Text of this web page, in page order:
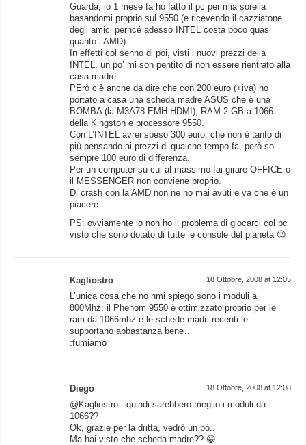
Guarda, io 1 mese fa ho fatto il pc per mia sorella
basandomi proprio sul 9550 (e ricevendo il cazziatone
degli amici perhcé adesso INTEL costa poco quasi
quanto l’AMD).
In effetti col senno di poi, visti i nuovi prezzi della
INTEL, un po’ mi son pentito di non essere rientrato alla
casa madre.
PErò c’è anche da dire che con 200 euro (+iva) ho
portato a casa una scheda madre ASUS che è una
BOMBA (la M3A78-EMH HDMI), RAM 2 GB a 1066
della Kingston e processore 9550.
Con L’INTEL avrei speso 300 euro, che non è tanto di
più pensando ai prezzi di qualche tempo fa, però so’
sempre 100 euro di differenza.
Per un computer su cui al massimo fai girare OFFICE o
il MESSENGER non conviene proprio.
Di crash con la AMD non ne ho mai avuti e va che è un
piacere.
PS: ovviamente io non ho il problema di giocarci col pc
visto che sono dotato di tutte le console del pianeta 😉
Kagliostro 18 Ottobre, 2008 at 12:05
L’unica cosa che no nmi spiego sono i moduli a
800Mhz: il Phenom 9550 è ottimizzato proprio per le
ram da 1066mhz e le schede madri recenti le
supportano abbastanza bene…
:fumiamo
Diego 18 Ottobre, 2008 at 12:08
@Kagliostro : quindi sarebbero meglio i moduli da
1066??
Ok, grazie per la dritta, vedrò un pò..
Ma hai visto che scheda madre?? 😀